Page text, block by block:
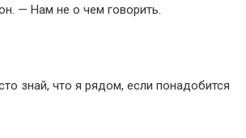
— Нам не о чем говорить.
знай, что я рядом, если понадобится